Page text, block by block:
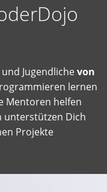
Jugendlichevon
lernen
Mentoren helfen
unterstützen Dich
Projekte